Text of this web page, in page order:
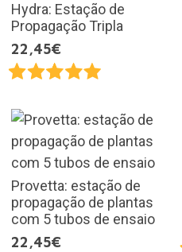
Hydra: Estação de
Propagação Tripla
22,45€
Provetta: estação de
propagação de plantas
com 5 tubos de ensaio
22,45€